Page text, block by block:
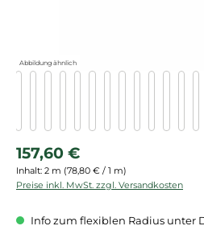
Abbildung ähnlich
Regulärer Preis:
157,60 €
Inhalt: 2 m (78,80 € / 1 m)
Preise inkl. MwSt. zzgl. Versandkosten
Info zum flexiblen Radius unter